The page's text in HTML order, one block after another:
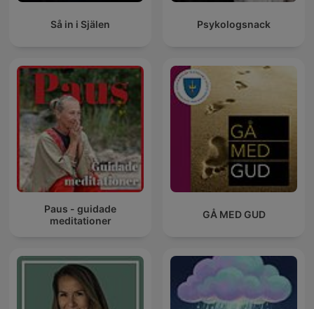
Så in i Själen Psykologsnack
Paus - guidade
meditationer
GÅ MED GUD